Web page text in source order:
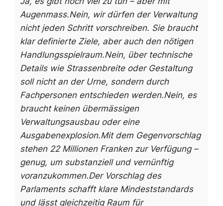
Augenmass.Nein, wir dürfen der Verwaltung
nicht jeden Schritt vorschreiben. Sie braucht
klar definierte Ziele, aber auch den nötigen
Handlungsspielraum.Nein, über technische
Details wie Strassenbreite oder Gestaltung
soll nicht an der Urne, sondern durch
Fachpersonen entschieden werden.Nein, es
braucht keinen übermässigen
Verwaltungsausbau oder eine
Ausgabenexplosion.Mit dem Gegenvorschlag
stehen 22 Millionen Franken zur Verfügung –
genug, um substanziell und vernünftig
voranzukommen.Der Vorschlag des
Parlaments schafft klare Mindeststandards
und lässt gleichzeitig Raum für